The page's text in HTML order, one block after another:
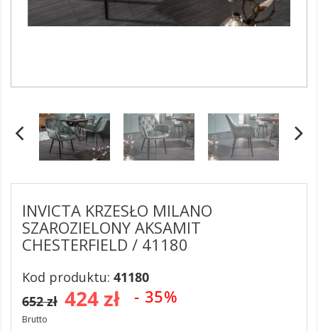
INVICTA KRZESŁO MILANO
SZAROZIELONY AKSAMIT
CHESTERFIELD / 41180
Kod produktu: 41180
424 zł - 35%
652 zł
Brutto